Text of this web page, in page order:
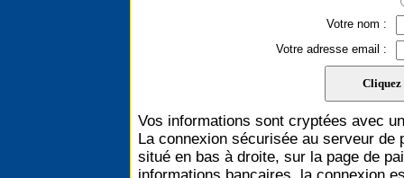
Votre nom :
Votre adresse email :
Vos informations sont cryptées avec
La connexion sécurisée au serveur de
situé en bas à droite, sur la page de